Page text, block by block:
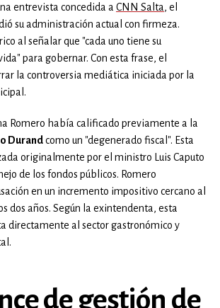
entrevista concedida a CNN Salta, el
su administración actual con firmeza.
al señalar que "cada uno tiene su
para gobernar. Con esta frase, el
la controversia mediática iniciada por la
Romero había calificado previamente a la
Durandcomo un "degenerado fiscal". Esta
originalmente por el ministro Luis Caputo
de los fondos públicos. Romero
en un incremento impositivo cercano al
dos años. Según la exintendenta, esta
directamente al sector gastronómico y
de gestión de